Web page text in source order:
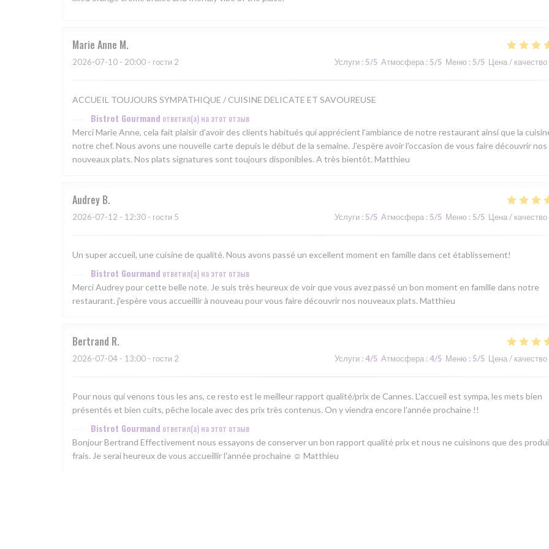
Marie Anne M
2026-07-10 - 20:00 - гости 2 Услуги : 5/5 Атмосфера : 5/5 Меню : 5/5 Цена / качество
ACCUEIL TOUJOURS SYMPATHIQUE / CUISINE DELICATE ET SAVOUREUSE
Bistrot Gourmand ответил(а) на этот отзыв
Merci Marie Anne, cela fait plaisir d'avoir des clients habitués qui apprécient l'ambiance de notre restaurant ainsi que la
notre chef. Nous avons une nouvelle carte depuis le début de la semaine. J'espère avoir l'occasion de vous faire découvrir nos
nouveaux plats. Nos plats signatures sont toujours disponibles. A très bientôt. Matthieu
Audrey B
2026-07-12 - 12:30 - гости 5 Услуги : 5/5 Атмосфера : 5/5 Меню : 5/5 Цена / качество
Un super accueil, une cuisine de qualité. Nous avons passé un excellent moment en famille dans cet établissement!
Bistrot Gourmand ответил(а) на этот отзыв
Merci Audrey pour cette belle note. Je suis très heureux de voir que vous avez passé un bon moment en famille dans notre
restaurant. j'espère vous accueillir à nouveau pour vous faire découvrir nos nouveaux plats. Matthieu
Bertrand R
2026-07-04 - 13:00 - гости 2 Услуги : 4/5 Атмосфера : 4/5 Меню : 5/5 Цена / качество
Pour nous qui venons tous les ans, ce resto est le meilleur rapport qualité/prix de Cannes. L'accueil est sympa, les mets bien
présentés et bien cuits, pêche locale avec des prix très contenus. On y viendra encore l'année prochaine !!
Bistrot Gourmand ответил(а) на этот отзыв
Bonjour Bertrand Effectivement nous essayons de conserver un bon rapport qualité prix et nous ne cuisinons que des
frais. Je serai heureux de vous accueillir l'année prochaine ☺ Matthieu